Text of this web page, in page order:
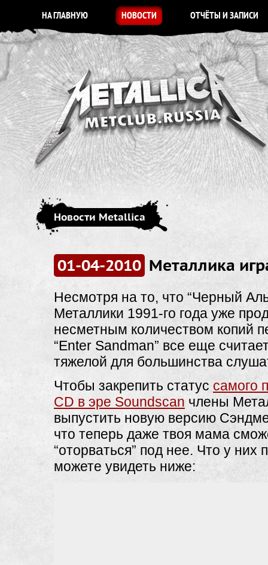
НА ГЛАВНУЮ НОВОСТИ ОТЧЁТЫ И ЗАПИСИ
Новости Metallica
01-04-2010 Металлика
Несмотря на то, что “Черный
Металлики 1991-го года уже
несметным количеством копий
“Enter Sandman” все еще
тяжелой для большинства
Чтобы закрепить статус самого
CD в эре Soundscan члены
выпустить новую версию
что теперь даже твоя мама
“оторваться” под нее. Что у них
можете увидеть ниже: